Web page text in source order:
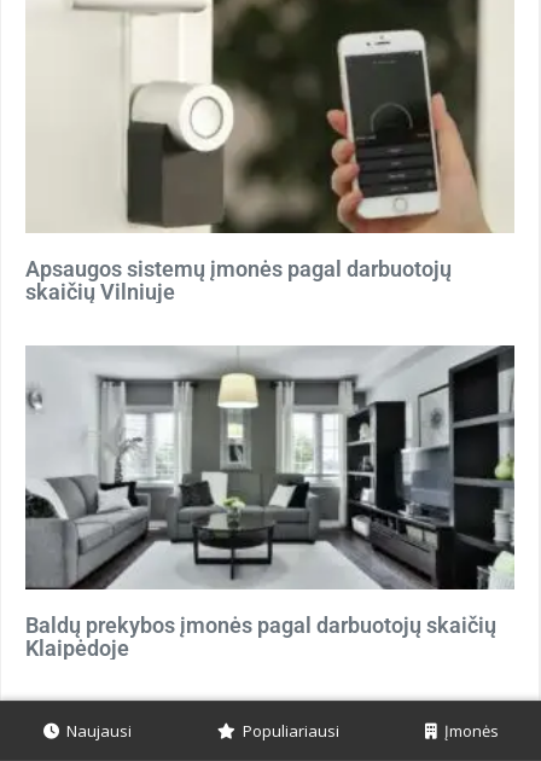
Apsaugos sistemų įmonės pagal darbuotojų
skaičių Vilniuje
Baldų prekybos įmonės pagal darbuotojų skaičių
Klaipėdoje
Naujausi Populiariausi Įmonės